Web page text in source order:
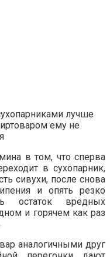
лучше
ему не
в том, что сперва
в сухопарник,
сивухи, после снова
и опять резко
остаток вредных
и горячем как раз
аналогичными друг